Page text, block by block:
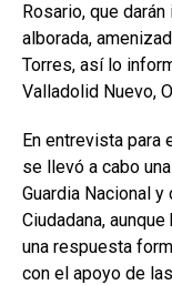
Rosario, que
alborada,
Torres, así lo
Valladolid Nuevo,
En entrevista para
se llevó a cabo
Guardia Nacional
Ciudadana,
una respuesta
con el apoyo de